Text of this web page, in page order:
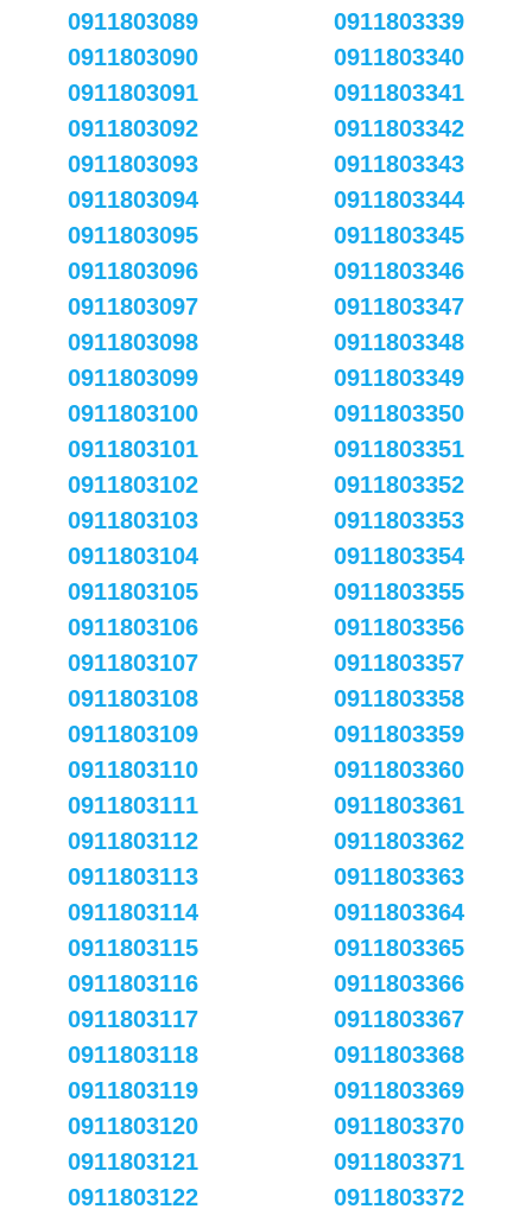
0911803089
0911803090
0911803091
0911803092
0911803093
0911803094
0911803095
0911803096
0911803097
0911803098
0911803099
0911803100
0911803101
0911803102
0911803103
0911803104
0911803105
0911803106
0911803107
0911803108
0911803109
0911803110
0911803111
0911803112
0911803113
0911803114
0911803115
0911803116
0911803117
0911803118
0911803119
0911803120
0911803121
0911803122
0911803339
0911803340
0911803341
0911803342
0911803343
0911803344
0911803345
0911803346
0911803347
0911803348
0911803349
0911803350
0911803351
0911803352
0911803353
0911803354
0911803355
0911803356
0911803357
0911803358
0911803359
0911803360
0911803361
0911803362
0911803363
0911803364
0911803365
0911803366
0911803367
0911803368
0911803369
0911803370
0911803371
0911803372